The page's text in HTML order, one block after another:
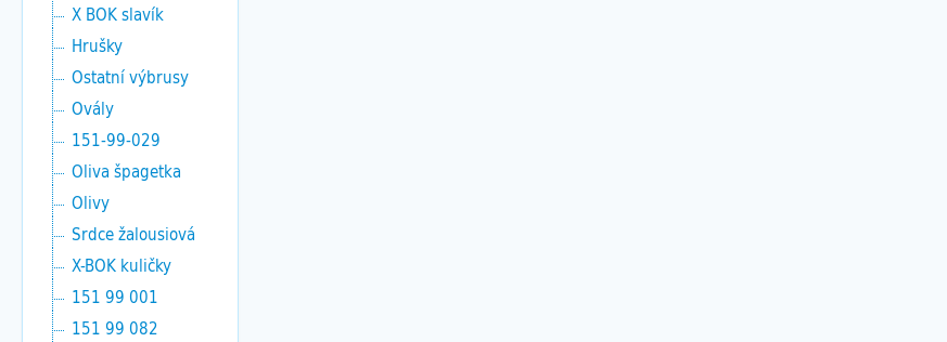
X BOK slavík
Hrušky
Ostatní výbrusy
Ovály
151-99-029
Oliva špagetka
Olivy
Srdce žalousiová
X-BOK kuličky
151 99 001
151 99 082